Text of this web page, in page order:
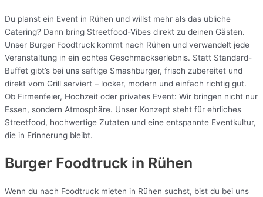
Du planst ein Event in Rühen und willst mehr als das übliche
Catering? Dann bring Streetfood-Vibes direkt zu deinen Gästen.
Unser Burger Foodtruck kommt nach Rühen und verwandelt jede
Veranstaltung in ein echtes Geschmackserlebnis. Statt Standard-
Buffet gibt’s bei uns saftige Smashburger, frisch zubereitet und
direkt vom Grill serviert – locker, modern und einfach richtig gut.
Ob Firmenfeier, Hochzeit oder privates Event: Wir bringen nicht nur
Essen, sondern Atmosphäre. Unser Konzept steht für ehrliches
Streetfood, hochwertige Zutaten und eine entspannte Eventkultur,
die in Erinnerung bleibt.
Burger Foodtruck in Rühen
Wenn du nach Foodtruck mieten in Rühen suchst, bist du bei uns